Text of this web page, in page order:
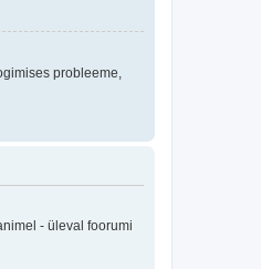
probleeme,
- üleval foorumi